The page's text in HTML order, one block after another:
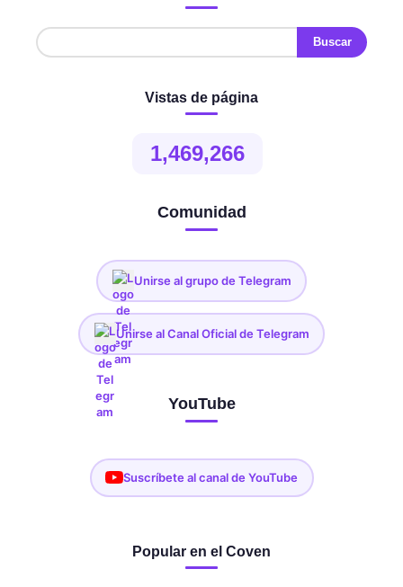
Vistas de página
1,469,266
Comunidad
Unirse al grupo de Telegram
Unirse al Canal Oficial de Telegram
YouTube
Suscríbete al canal de YouTube
Popular en el Coven